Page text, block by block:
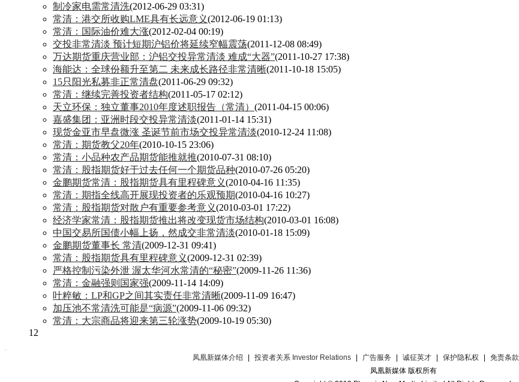
制冷家电需常清洗(2012-06-29 03:31)
常清：港交所收购LME具有长远意义(2012-06-19 01:13)
常清：国际油价难大涨(2012-02-04 00:19)
交投非常清淡 预计短期沪铝价将延续窄幅震荡(2011-12-08 08:49)
万达期货重庆营业部：沪铝交投异常清淡 难成“大器”(2011-10-27 17:38)
海能达：全球份额升至第二 未来成长路径非常清晰(2011-10-18 15:05)
15只阳光私募非正常清盘(2011-06-29 09:32)
常清：继续完善投资者结构(2011-05-17 02:12)
天立环保：独立董事2010年度述职报告（常清） (2011-04-15 00:06)
嘉盛集团：亚洲时段交投异常清淡(2011-01-14 15:31)
现货金亚市早盘微涨 圣诞节前市场交投异常清淡(2010-12-24 11:08)
常清：期货教父20年(2010-10-15 23:06)
常清：小品种农产品期货能推就推(2010-07-31 08:10)
常清：股指期货好于过去任何一个期货品种(2010-07-26 05:20)
金鹏期货常清：股指期货具有里程碑意义(2010-04-16 11:35)
常清：期指全线高开展现投资者的乐观预期(2010-04-16 10:27)
常清：股指期货对散户有重要参考意义(2010-03-01 17:22)
经济学家常清：股指期货推出将改变现货市场结构(2010-03-01 16:08)
中国交易所国债小幅上扬，然成交非常清淡(2010-01-18 15:09)
金鹏期货董事长 常清(2009-12-31 09:41)
常清：股指期货具有里程碑意义(2009-12-31 02:39)
严格控制污染外泄 渥太华河水常清的“秘密”(2009-11-26 11:36)
常清：金融强则国家强(2009-11-14 14:09)
叶粹敏：LP和GP之间其实责任非常清晰(2009-11-09 16:47)
加压池不常清洗可能是“病源”(2009-11-06 09:32)
常清：大宗商品将迎来第三轮涨势(2009-10-19 05:30)
1 2
凤凰新媒体介绍 投资者关系 Investor Relations 广告服务 诚征英才 保护隐私权 免责条款
凤凰新媒体 版权所有